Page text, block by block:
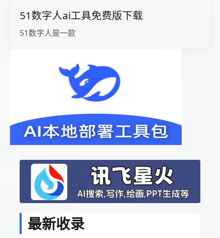
51数字人ai工具免费版下载
51数字人是一款
最新收录